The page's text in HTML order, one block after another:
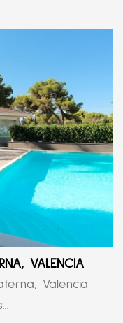
VALENCIA
Valencia